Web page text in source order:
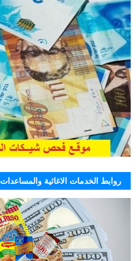
روابط الخدمات الاغاثية والمساعدات